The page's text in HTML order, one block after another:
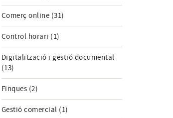
Comerç online (31)
Control horari (1)
Digitalització i gestió documental
(13)
Finques (2)
Gestió comercial (1)